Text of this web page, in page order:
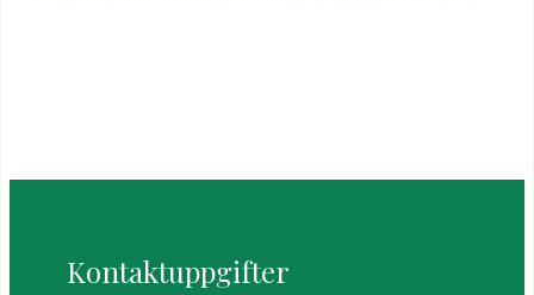
Kontaktuppgifter